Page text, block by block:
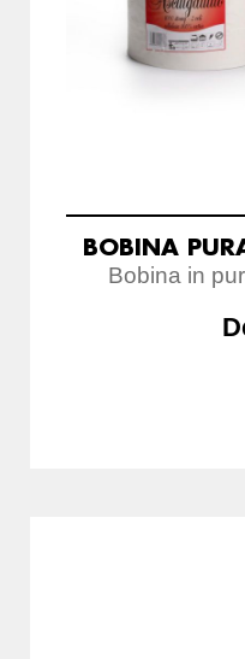
BOBINA
Bobina in